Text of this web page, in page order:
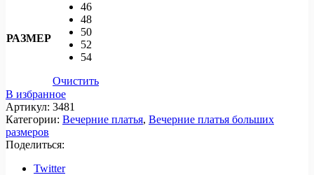
РАЗМЕР
46
48
50
52
54
Очистить
В избранное
Артикул: 3481
Категории: Вечерние платья, Вечерние платья больших
размеров
Поделиться:
Twitter